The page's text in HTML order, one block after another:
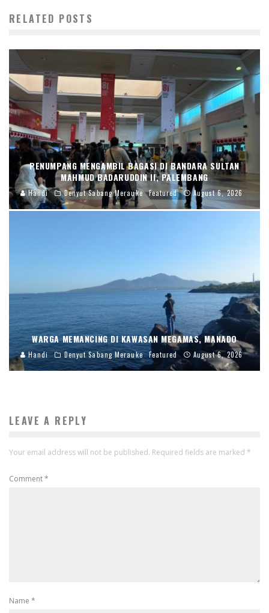
RELATED POSTS
PENUMPANG MENGAMBIL BAGASI DI BANDARA SULTAN
MAHMUD BADARUDDIN II, PALEMBANG
Handi Denyut Sabang Merauke Featured August 6, 2026
WARGA MEMANCING DI KAWASAN MEGAMAS, MANADO
Handi Denyut Sabang Merauke Featured August 6, 2026
LEAVE A REPLY
Your email address will not be published. Required fields are marked *
Comment*
Name *